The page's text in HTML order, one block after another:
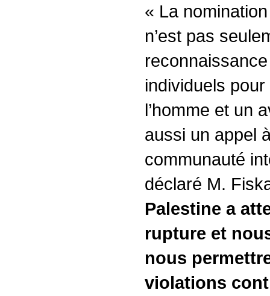
« La nomination
n’est pas
individuels
l’homme et un
aussi un appel
communauté
déclaré M.
Palestine a
rupture et
nous
violations